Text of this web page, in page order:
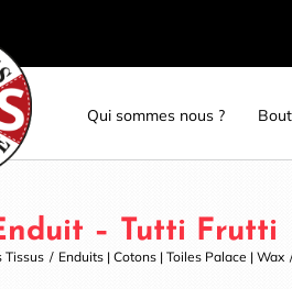
Qui sommes nous ?
– Tutti Frutti
Tissus / Enduits | Cotons | Toiles Palace | Wax /